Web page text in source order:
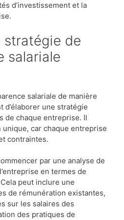
d’investissement et la
salariale
salariale de manière
une stratégie
de chaque entreprise. Il
unique, car chaque entreprise
contraintes.
par une analyse de
en termes de
peut inclure une
de rémunération existantes,
sur les salaires des
des pratiques de